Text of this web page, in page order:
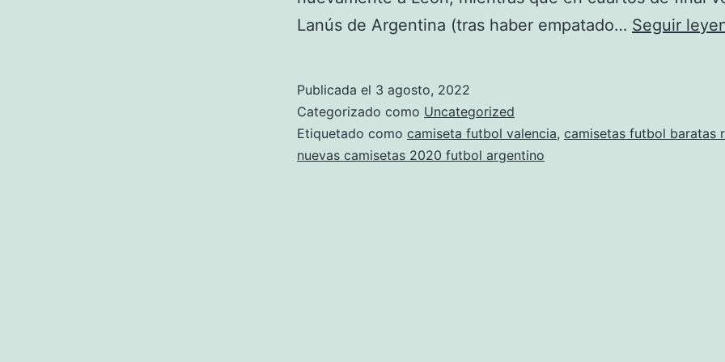
Lanús de Argentina (tras haber empatado… Seguir
Publicada el 3 agosto, 2022
Categorizado como Uncategorized
Etiquetado como camiseta futbol valencia, camisetas futbol baratas
nuevas camisetas 2020 futbol argentino